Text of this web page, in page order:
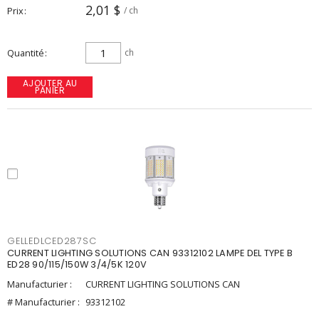
Prix 2,01 $ / ch
Quantité ch
AJOUTER AU
PANIER
GELLEDLCED287SC
CURRENT LIGHTING SOLUTIONS CAN 93312102 LAMPE DEL TYPE B
ED28 90/115/150W 3/4/5K 120V
Manufacturier :
CURRENT LIGHTING SOLUTIONS CAN
# Manufacturier : 93312102